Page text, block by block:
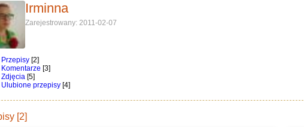
Irminna
Zarejestrowany: 2011-02-07
Przepisy [2]
Komentarze [3]
Zdjęcia [5]
Ulubione przepisy [4]
[2]